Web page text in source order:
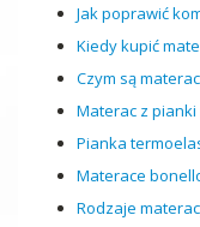
Jak poprawić
Kiedy kupić
Czym są
Materac z
Pianka
Materace
Rodzaje